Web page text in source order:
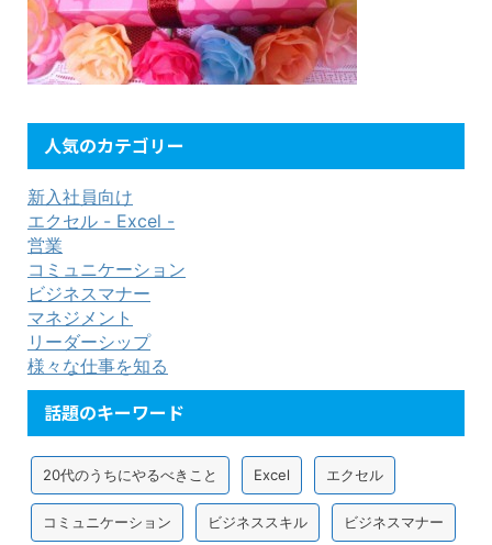
人気のカテゴリー
新入社員向け
エクセル - Excel -
営業
コミュニケーション
ビジネスマナー
マネジメント
リーダーシップ
様々な仕事を知る
話題のキーワード
20代のうちにやるべきこと Excel エクセル
コミュニケーション ビジネススキル ビジネスマナー